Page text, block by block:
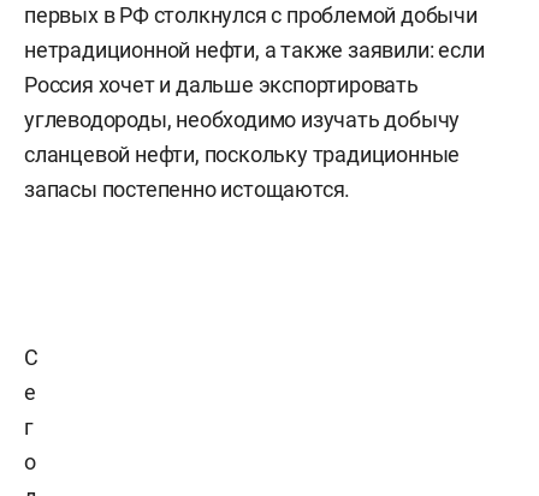
первых в РФ столкнулся с проблемой добычи
нетрадиционной нефти, а также заявили: если
Россия хочет и дальше экспортировать
углеводороды, необходимо изучать добычу
сланцевой нефти, поскольку традиционные
запасы постепенно истощаются.
С
е
г
о